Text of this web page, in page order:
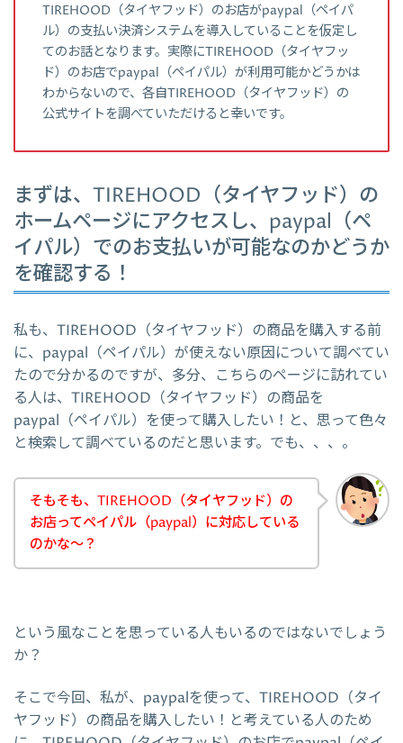
TIREHOOD（タイヤフッド）のお店がpaypal（ペイパ
ル）の支払い決済システムを導入していることを仮定し
てのお話となります。実際にTIREHOOD（タイヤフッ
ド）のお店でpaypal（ペイパル）が利用可能かどうかは
わからないので、各自TIREHOOD（タイヤフッド）の
公式サイトを調べていただけると幸いです。
まずは、TIREHOOD（タイヤフッド）の
ホームページにアクセスし、paypal（ペ
イパル）でのお支払いが可能なのかどうか
を確認する！
私も、TIREHOOD（タイヤフッド）の商品を購入する前
に、paypal（ペイパル）が使えない原因について調べてい
たので分かるのですが、多分、こちらのページに訪れてい
る人は、TIREHOOD（タイヤフッド）の商品を
paypal（ペイパル）を使って購入したい！と、思って色々
と検索して調べているのだと思います。でも、、、。
そもそも、TIREHOOD（タイヤフッド）の
お店ってペイパル（paypal）に対応している
のかな～？
という風なことを思っている人もいるのではないでしょう
か？
そこで今回、私が、paypalを使って、TIREHOOD（タイ
ヤフッド）の商品を購入したい！と考えている人のため